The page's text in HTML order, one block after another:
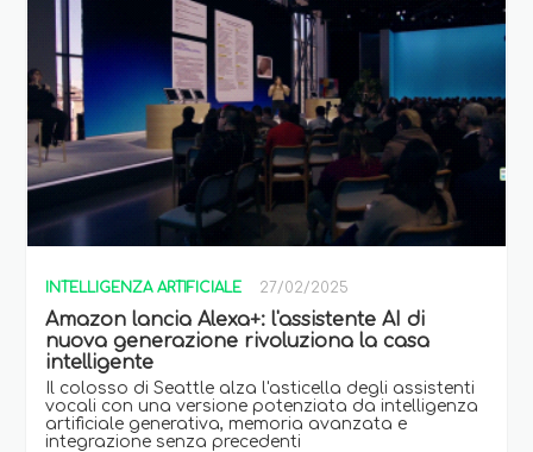
INTELLIGENZA ARTIFICIALE 27/02/2025
Amazon lancia Alexa+: l'assistente AI di
nuova generazione rivoluziona la casa
intelligente
Il colosso di Seattle alza l'asticella degli assistenti
vocali con una versione potenziata da intelligenza
artificiale generativa, memoria avanzata e
integrazione senza precedenti